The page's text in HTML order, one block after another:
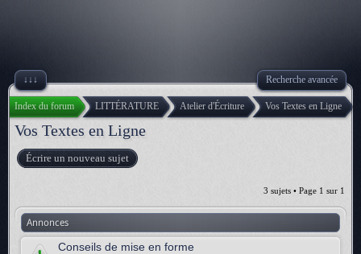
↓↓↓ Recherche avancée
Index du forum LITTÉRATURE Atelier d'Écriture Vos Textes en Ligne
Vos Textes en Ligne
Écrire un nouveau sujet
3 sujets • Page 1 sur 1
Annonces
Conseils de mise en forme